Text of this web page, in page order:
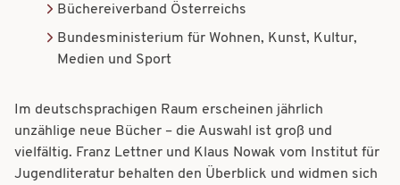
Büchereiverband Österreichs
Bundesministerium für Wohnen, Kunst, Kultur,
Medien und Sport
Im deutschsprachigen Raum erscheinen jährlich
unzählige neue Bücher – die Auswahl ist groß und
vielfältig. Franz Lettner und Klaus Nowak vom Institut für
Jugendliteratur behalten den Überblick und widmen sich